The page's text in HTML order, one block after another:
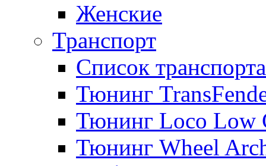
Женские
Транспорт
Список транспорта
Тюнинг
Тюнинг Loco Low
Тюнинг Wheel